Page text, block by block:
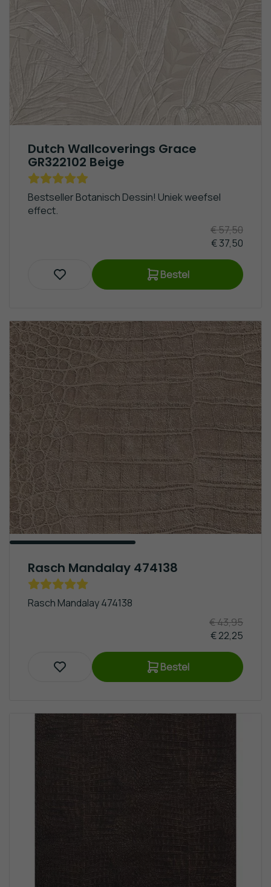
Noordwand
Behang
Rasch
Sanders
Sanders
Strepen
Behang
Hout
Schuimvinyl
Behang
Goedkoop
Behang
Industrieel
Panelen
Baksteen
Behang
Keuken
& Tegel
Behang
Trendy
Modern
Behang
Van
Gogh
Behang
Zwart
Wit
Behang
Sterren
Behang
Behangranden
Flamingo
Behang
Santorus
behang
Texdecor
Versace
Home
behang
Dutch Wallcoverings Grace
GR322102 Beige
Bestseller Botanisch Dessin! Uniek weefsel
effect.
€ 57,50
€ 37,50
Bestel
Rasch Mandalay 474138
Rasch Mandalay 474138
€ 43,95
€ 22,25
Bestel